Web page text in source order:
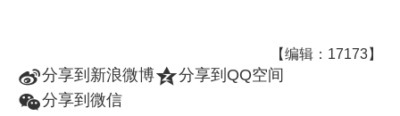
【编辑：17173】
t分享到新浪微博z分享到QQ空间
w分享到微信